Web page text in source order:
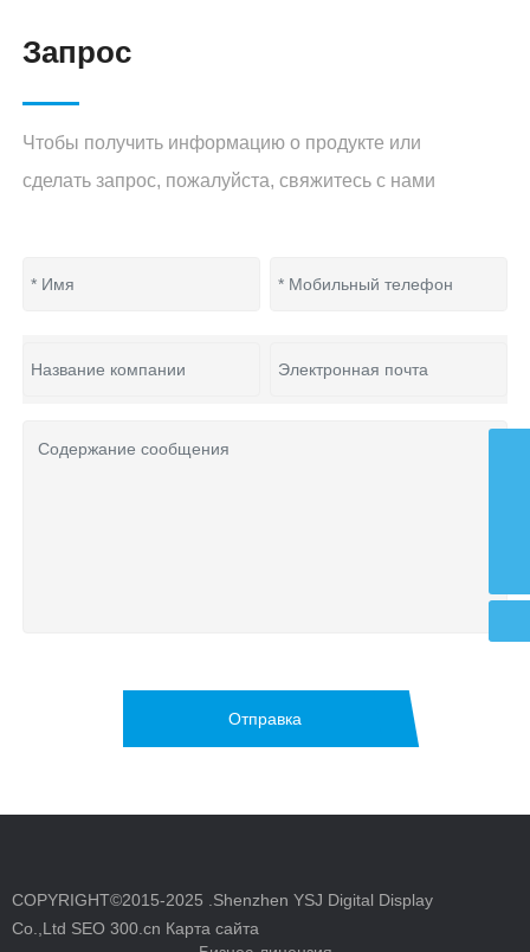
Запрос
Чтобы получить информацию о продукте или
сделать запрос, пожалуйста, свяжитесь с нами
Отправка
COPYRIGHT©2015-2025 .Shenzhen YSJ Digital Display
Co.,Ltd SEO 300.cn Карта сайта